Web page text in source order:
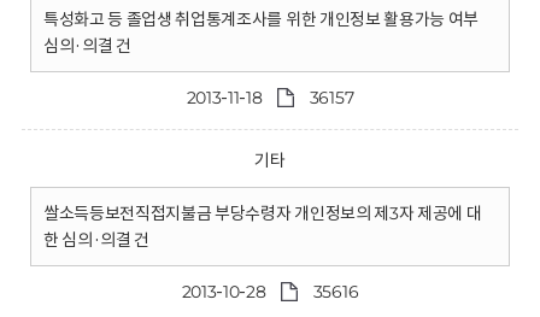
특성화고 등 졸업생 취업통계조사를 위한 개인정보 활용가능 여부
심의·의결 건
2013-11-18 36157
기타
쌀소득등보전직접지불금 부당수령자 개인정보의 제3자 제공에 대
한 심의·의결 건
2013-10-28 35616